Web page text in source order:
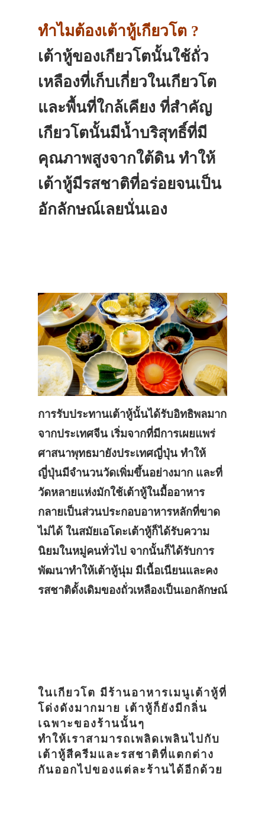
ทำไมต้องเต้าหู้เกียวโต ?
เต้าหู้ของเกียวโตนั้นใช้ถั่ว
เหลืองที่เก็บเกี่ยวในเกียวโต
และพื้นที่ใกล้เคียง ที่สำคัญ
เกียวโตนั้นมีน้ำบริสุทธิ์ที่มี
คุณภาพสูงจากใต้ดิน ทำให้
เต้าหู้มีรสชาติที่อร่อยจนเป็น
อักลักษณ์เลยนั่นเอง
การรับประทานเต้าหู้นั้นได้รับอิทธิพลมาก
จากประเทศจีน เริ่มจากที่มีการเผยแพร่
ศาสนาพุทธมายังประเทศญี่ปุ่น ทำให้
ญี่ปุ่นมีจำนวนวัดเพิ่มขึ้นอย่างมาก และที่
วัดหลายแห่งมักใช้เต้าหู้ในมื้ออาหาร
กลายเป็นส่วนประกอบอาหารหลักที่ขาด
ไม่ได้ ในสมัยเอโดะเต้าหู้ก็ได้รับความ
นิยมในหมู่คนทั่วไป จากนั้นก็ได้รับการ
พัฒนาทำให้เต้าหู้นุ่ม มีเนื้อเนียนและคง
รสชาติดั้งเดิมของถั่วเหลืองเป็นเอกลักษณ์
ในเกียวโต มีร้านอาหารเมนูเต้าหู้ที่
โด่งดังมากมาย เต้าหู้ก็ยังมีกลิ่น
เฉพาะของร้านนั้นๆ
ทำให้เราสามารถเพลิดเพลินไปกับ
เต้าหู้สีครีมและรสชาติที่แตกต่าง
กันออกไปของแต่ละร้านได้อีกด้วย